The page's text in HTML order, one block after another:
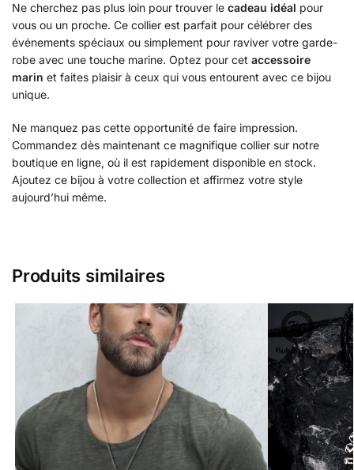
Ne cherchez pas plus loin pour trouver le cadeau idéal pour
vous ou un proche. Ce collier est parfait pour célébrer des
événements spéciaux ou simplement pour raviver votre garde-
robe avec une touche marine. Optez pour cet accessoire
marin et faites plaisir à ceux qui vous entourent avec ce bijou
unique.
Ne manquez pas cette opportunité de faire impression.
Commandez dès maintenant ce magnifique collier sur notre
boutique en ligne, où il est rapidement disponible en stock.
Ajoutez ce bijou à votre collection et affirmez votre style
aujourd’hui même.
Produits similaires